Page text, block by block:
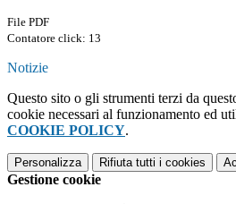
File PDF
Contatore click: 13
Notizie
Questo sito o gli strumenti terzi da
cookie necessari al funzionamento ed
COOKIE POLICY.
Personalizza Rifiuta tutti i cookies
Gestione cookie